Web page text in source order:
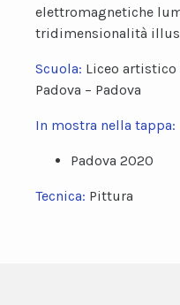
elettromagnetiche
tridimensionalità
Scuola: Liceo
Padova – Padova
In mostra nella tappa:
Padova 2020
Tecnica: Pittura